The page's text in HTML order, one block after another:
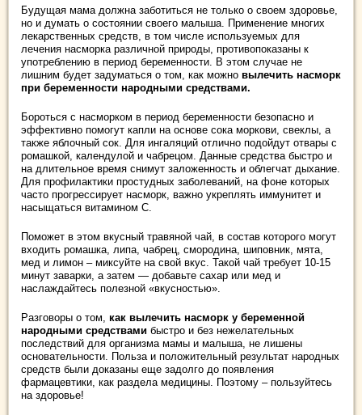
Будущая мама должна заботиться не только о своем здоровье,
но и думать о состоянии своего малыша. Применение многих
лекарственных средств, в том числе используемых для
лечения насморка различной природы, противопоказаны к
употреблению в период беременности. В этом случае не
лишним будет задуматься о том, как можно вылечить насморк
при беременности народными средствами.
Бороться с насморком в период беременности безопасно и
эффективно помогут капли на основе сока моркови, свеклы, а
также яблочный сок. Для ингаляций отлично подойдут отвары с
ромашкой, календулой и чабрецом. Данные средства быстро и
на длительное время снимут заложенность и облегчат дыхание.
Для профилактики простудных заболеваний, на фоне которых
часто прогрессирует насморк, важно укреплять иммунитет и
насыщаться витамином C.
Поможет в этом вкусный травяной чай, в состав которого могут
входить ромашка, липа, чабрец, смородина, шиповник, мята,
мед и лимон – миксуйте на свой вкус. Такой чай требует 10-15
минут заварки, а затем — добавьте сахар или мед и
наслаждайтесь полезной «вкусностью».
Разговоры о том, как вылечить насморк у беременной
народными средствами быстро и без нежелательных
последствий для организма мамы и малыша, не лишены
основательности. Польза и положительный результат народных
средств были доказаны еще задолго до появления
фармацевтики, как раздела медицины. Поэтому – пользуйтесь
на здоровье!